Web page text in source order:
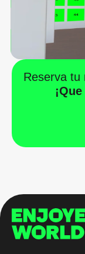
Reserva tu